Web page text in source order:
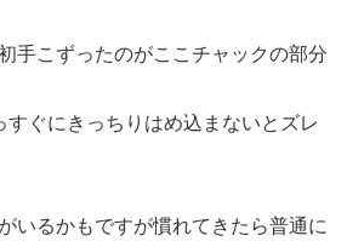
手こずったのがここチャックの部分
すぐにきっちりはめ込まないとズレ
いるかもですが慣れてきたら普通に